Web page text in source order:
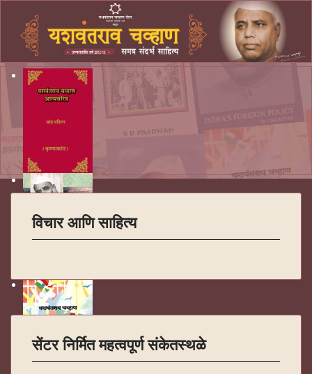
विचार आणि साहित्य
सेंटर निर्मित महत्वपूर्ण संकेतस्थळे